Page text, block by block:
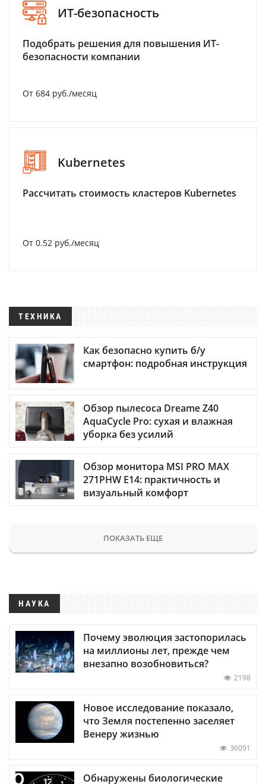
ИТ-безопасность
Подобрать решения для повышения ИТ-
безопасности компании
От 684 руб./месяц
Kubernetes
Рассчитать стоимость кластеров Kubernetes
От 0.52 руб./месяц
ТЕХНИКА
Как безопасно купить б/у
смартфон: подробная инструкция
Обзор пылесоса Dreame Z40
AquaCycle Pro: сухая и влажная
уборка без усилий
Обзор монитора MSI PRO MAX
271PHW E14: практичность и
визуальный комфорт
ПОКАЗАТЬ ЕЩЕ
НАУКА
Почему эволюция застопорилась
на миллионы лет, прежде чем
внезапно возобновиться?
2198
Новое исследование показало,
что Земля постепенно заселяет
Венеру жизнью
36091
Обнаружены биологические